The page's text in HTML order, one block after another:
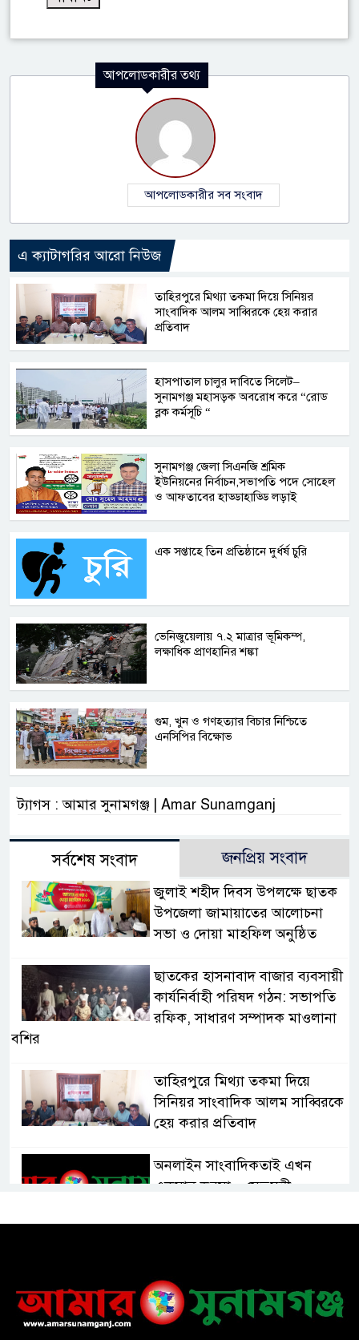
আপলোডকারীর তথ্য
আপলোডকারীর সব সংবাদ
এ ক্যাটাগরির আরো নিউজ
তাহিরপুরে মিথ্যা তকমা দিয়ে সিনিয়র
সাংবাদিক আলম সাব্বিরকে হেয় করার
প্রতিবাদ
হাসপাতাল চালুর দাবিতে সিলেট–
সুনামগঞ্জ মহাসড়ক অবরোধ করে “রোড
ব্লক কর্মসূচি “
সুনামগঞ্জ জেলা সিএনজি শ্রমিক
ইউনিয়নের নির্বাচন,সভাপতি পদে সোহেল
ও আফতাবের হাড্ডাহাড্ডি লড়াই
এক সপ্তাহে তিন প্রতিষ্ঠানে দুর্ধর্ষ চুরি
ভেনিজুয়েলায় ৭.২ মাত্রার ভূমিকম্প,
লক্ষাধিক প্রাণহানির শঙ্কা
গুম, খুন ও গণহত্যার বিচার নিশ্চিতে
এনসিপির বিক্ষোভ
ট্যাগস : আমার সুনামগঞ্জ | Amar Sunamganj
সর্বশেষ সংবাদ জনপ্রিয় সংবাদ
জুলাই শহীদ দিবস উপলক্ষে ছাতক
উপজেলা জামায়াতের আলোচনা
সভা ও দোয়া মাহফিল অনুষ্ঠিত
ছাতকের হাসনাবাদ বাজার ব্যবসায়ী
কার্যনির্বাহী পরিষদ গঠন: সভাপতি
রফিক, সাধারণ সম্পাদক মাওলানা
বশির
তাহিরপুরে মিথ্যা তকমা দিয়ে
সিনিয়র সাংবাদিক আলম সাব্বিরকে
হেয় করার প্রতিবাদ
অনলাইন সাংবাদিকতাই এখন
একমাত্র ভরসা – সেতুমন্ত্রী
“রোড ব্লক কর্মসূচি “
তাহিরপুরে বজ্রপাতে যুবকের মৃত্যু